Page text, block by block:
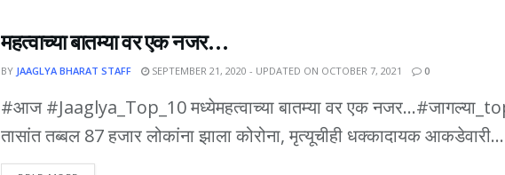
महत्वाच्या बातम्या वर एक नजर…
BY JAAGLYA BHARAT STAFF SEPTEMBER 21, 2020 - UPDATED ON OCTOBER 7, 2021 0
#आज #Jaaglya_Top_10 मध्येमहत्वाच्या बातम्या वर एक
तासांत तब्बल 87 हजार लोकांना झाला कोरोना, मृत्यूचीही धक्कादायक आकडेवारी...